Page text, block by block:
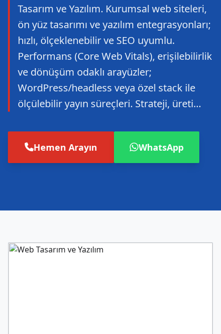
Tasarım ve Yazılım. Kurumsal web siteleri,
ön yüz tasarımı ve yazılım entegrasyonları;
hızlı, ölçeklenebilir ve SEO uyumlu.
Performans (Core Web Vitals), erişilebilirlik
ve dönüşüm odaklı arayüzler;
WordPress/headless veya özel stack ile
ölçülebilir yayın süreçleri. Strateji, üreti…
Hemen Arayın WhatsApp